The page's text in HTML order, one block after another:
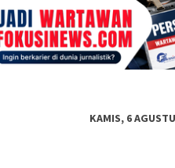
KAMIS, 6